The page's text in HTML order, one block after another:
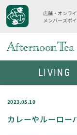
店舗・オンラ
メンバーズポ
2023.05.10
カレーやルーロー
LIVING